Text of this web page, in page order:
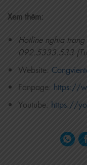
Xem thêm:
Hotline nghĩa
092.5333.533
Website:
Fanpage: https://
Youtube: https://